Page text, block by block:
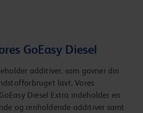
GoEasy Diesel
additiver, som gavner din
lavt. Vores
Diesel Extra indeholder en
og renholdende additiver samt